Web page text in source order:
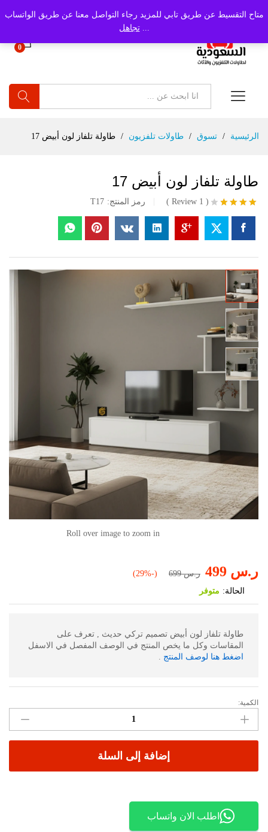
متاح التقسيط عن طريق تابي للمزيد رجاء التواصل معنا عن طريق الواتساب
...تجاهل
0
الرئيسية
/ تسوق / طاولات تلفزيون / طاولة تلفاز لون أبيض 17
طاولة تلفاز لون أبيض 17
تم
التقييم بـ
4.00
عميل
واحد
(
1
) رمز المنتج: T17
Roll over image to zoom in
ر.س ر.س699
(-29%)
الحالة: متوفر
طاولة تلفاز لون أبيض تصميم تركي حديث , تعرف على
المقاسات وكل ما يخص المنتج في الوصف المفصل في الاسفل
اضغط هنا لوصف المنتج .
طاولة
تلفاز
لون
أبيض
الكمية
الكمية:
إضافة إلى السلة
اطلب الان واتساب